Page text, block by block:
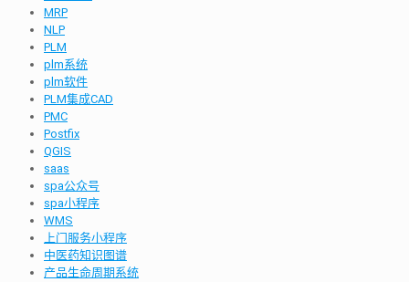
MRP
NLP
PLM
plm系统
plm软件
PLM集成CAD
PMC
Postfix
QGIS
saas
spa公众号
spa小程序
WMS
上门服务小程序
中医药知识图谱
产品生命周期系统